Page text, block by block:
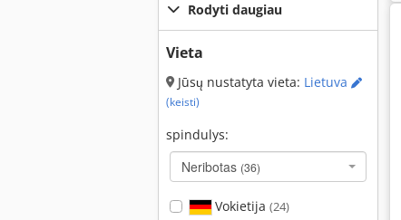
Rodyti daugiau
Vieta
Jūsų nustatyta vieta: Lietuva
(keisti)
spindulys:
Neribotas (36)
Vokietija (24)